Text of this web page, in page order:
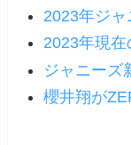
2023年ジャ
2023年現在
ジャニーズ
櫻井翔が